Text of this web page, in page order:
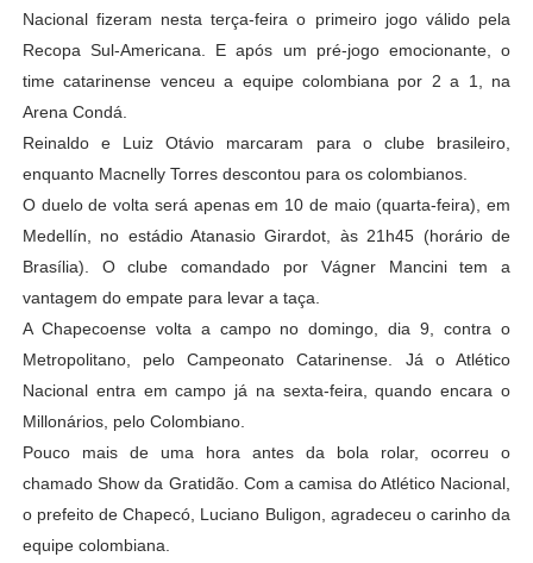
Nacional fizeram nesta terça-feira o primeiro jogo válido pela
Recopa Sul-Americana. E após um pré-jogo emocionante, o
time catarinense venceu a equipe colombiana por 2 a 1, na
Arena Condá.
Reinaldo e Luiz Otávio marcaram para o clube brasileiro,
enquanto Macnelly Torres descontou para os colombianos.
O duelo de volta será apenas em 10 de maio (quarta-feira), em
Medellín, no estádio Atanasio Girardot, às 21h45 (horário de
Brasília). O clube comandado por Vágner Mancini tem a
vantagem do empate para levar a taça.
A Chapecoense volta a campo no domingo, dia 9, contra o
Metropolitano, pelo Campeonato Catarinense. Já o Atlético
Nacional entra em campo já na sexta-feira, quando encara o
Millonários, pelo Colombiano.
Pouco mais de uma hora antes da bola rolar, ocorreu o
chamado Show da Gratidão. Com a camisa do Atlético Nacional,
o prefeito de Chapecó, Luciano Buligon, agradeceu o carinho da
equipe colombiana.